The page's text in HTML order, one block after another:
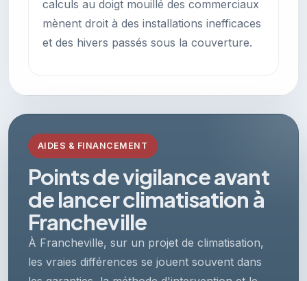
calculs au doigt mouillé des commerciaux
mènent droit à des installations inefficaces
et des hivers passés sous la couverture.
AIDES & FINANCEMENT
Points de vigilance avant
de lancer climatisation à
Francheville
À Francheville, sur un projet de climatisation,
les vraies différences se jouent souvent dans